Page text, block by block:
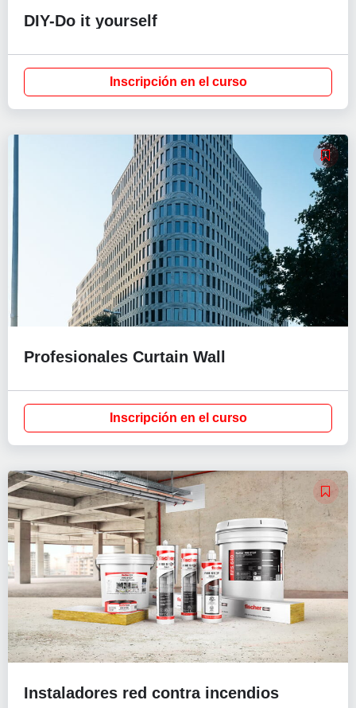
DIY-Do it yourself
Inscripción en el curso
Profesionales Curtain Wall
Inscripción en el curso
Instaladores red contra incendios